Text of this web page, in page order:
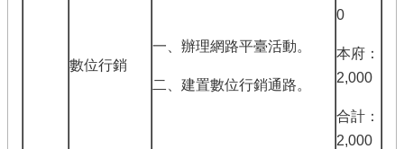
數位行銷
一、辦理網路平臺活動。
二、建置數位行銷通路。
0
本府：
2,000
合計：
2,000